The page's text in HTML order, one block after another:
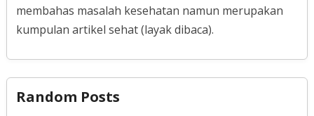
membahas masalah kesehatan namun merupakan
kumpulan artikel sehat (layak dibaca).
Random Posts